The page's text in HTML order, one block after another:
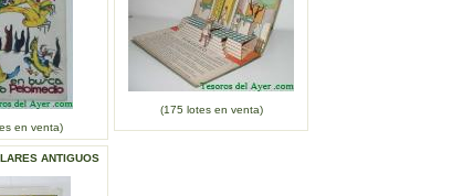
en venta)
(175 lotes en venta)
ANTIGUOS